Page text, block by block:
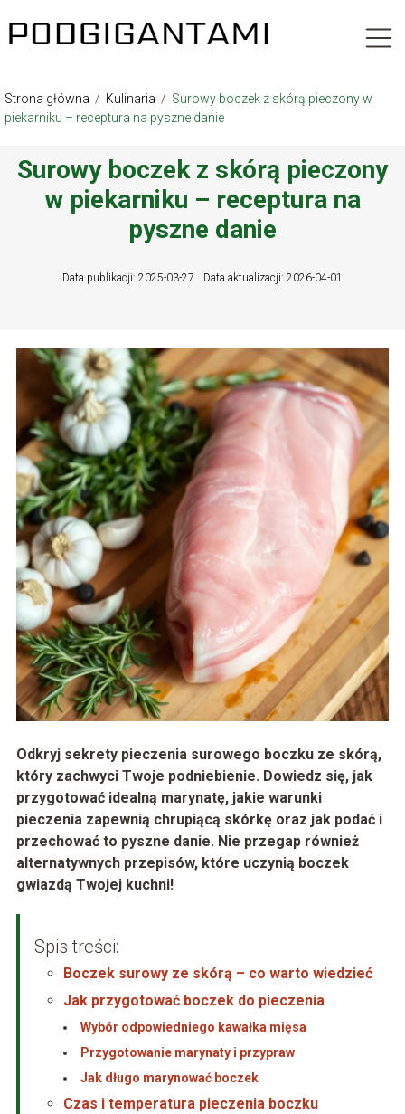
Strona główna / Kulinaria / Surowy boczek z skórą pieczony w
piekarniku – receptura na pyszne danie
Surowy boczek z skórą pieczony
w piekarniku – receptura na
pyszne danie
Data publikacji: 2025-03-27 Data aktualizacji: 2026-04-01
Odkryj sekrety pieczenia surowego boczku ze skórą,
który zachwyci Twoje podniebienie. Dowiedz się, jak
przygotować idealną marynatę, jakie warunki
pieczenia zapewnią chrupiącą skórkę oraz jak podać i
przechować to pyszne danie. Nie przegap również
alternatywnych przepisów, które uczynią boczek
gwiazdą Twojej kuchni!
Spis treści:
Boczek surowy ze skórą – co warto wiedzieć
Jak przygotować boczek do pieczenia
Wybór odpowiedniego kawałka mięsa
Przygotowanie marynaty i przypraw
Jak długo marynować boczek
Czas i temperatura pieczenia boczku